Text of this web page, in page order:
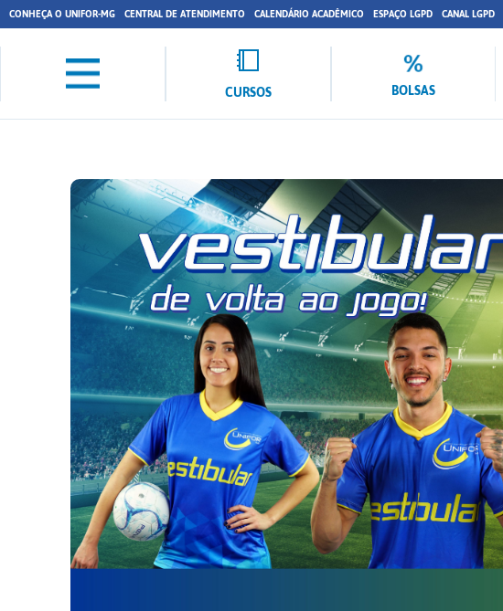
CONHEÇA O UNIFOR-MG CENTRAL DE ATENDIMENTO CALENDÁRIO ACADÊMICO ESPAÇO LGPD CANAL LGPD
CURSOS BOLSAS